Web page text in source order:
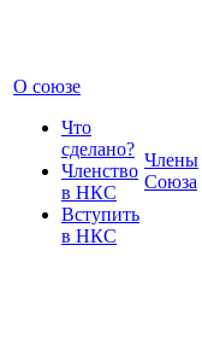
О союзе
Что
сделано?
Членство
в НКС
Вступить
в НКС
Члены
Союза